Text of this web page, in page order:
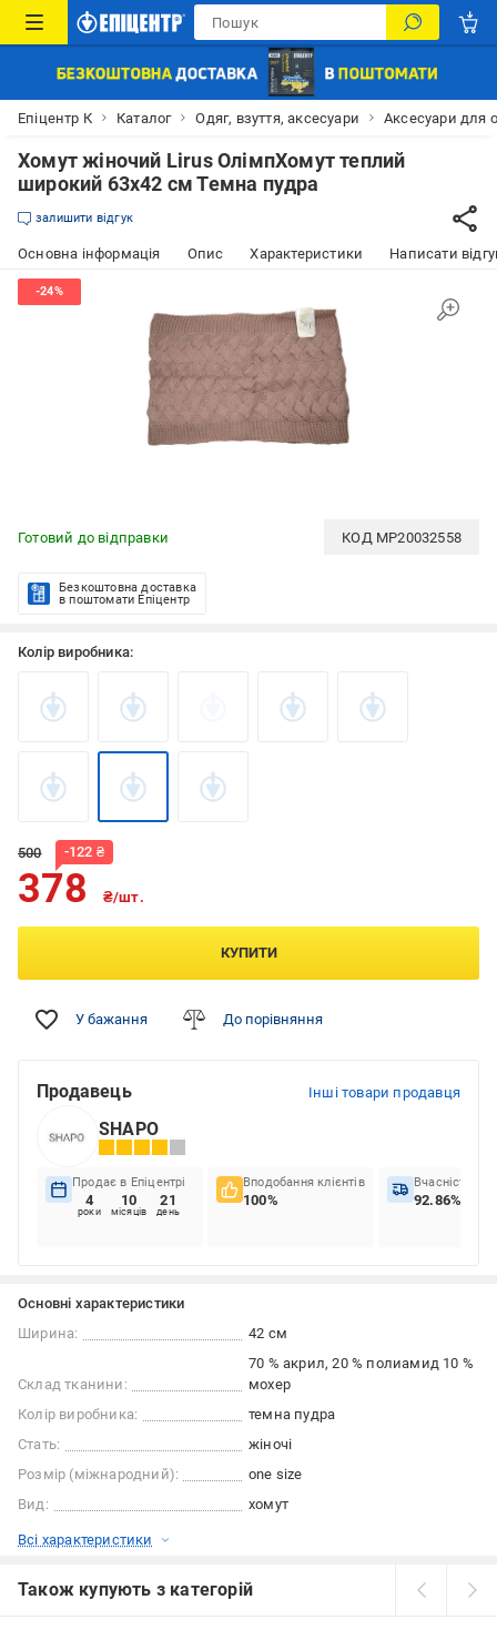
Епіцентр К Каталог Одяг, взуття, аксесуари Аксесуари для
Хомут жіночий Lirus ОлімпХомут теплий
широкий 63х42 см Темна пудра
залишити відгук
Основна інформація Опис Характеристики Написати
Готовий до відправки КОД MP20032558
Безкоштовна доставка
в поштомати Епіцентр
Колір виробника:
500 -122 ₴
378 ₴/шт.
КУПИТИ
У бажання До порівняння
Продавець Інші товари продавця
SHAPO
Продає в Епіцентрі
4
роки
10
місяців
21
день
Вподобання клієнтів
100%
Вчасність
92.86%
Основні характеристики
Ширина:
42 см
Склад тканини:
70 % акрил, 20 % полиамид 10 %
мохер
Колір виробника:
темна пудра
Стать:
жіночі
Розмір (міжнародний):
one size
Вид:
хомут
Всі характеристики
Також купують з категорій